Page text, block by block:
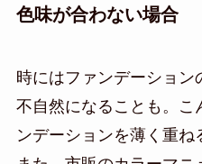
色味が合わない場合
時にはファンデーショ
不自然になることも。こ
ンデーションを薄く重ね